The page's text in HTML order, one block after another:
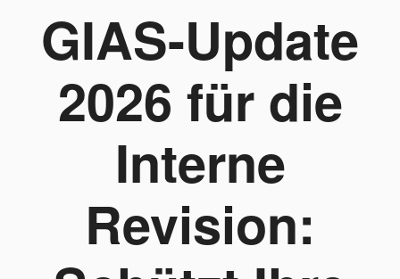
GIAS-Update
2026 für die
Interne
Revision: